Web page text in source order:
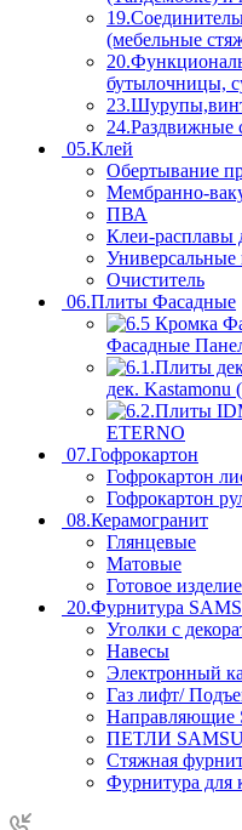
(мебельные
бутылочницы,
24.Раздвижные
05.Клей
Обертывание
Мембранно-
ПВА
Клеи-расплавы
Универсальные
Очиститель
06.Плиты Фасадные
Фасадные
дек. Kastamonu
ETERNO
07.Гофрокартон
Гофрокартон
Гофрокартон
08.Керамогранит
Глянцевые
Матовые
Готовое изделие
20.Фурнитура
Уголки с
Навесы
Электронный
Газ лифт/
Направляющие
ПЕТЛИ
Стяжная
Фурнитура для